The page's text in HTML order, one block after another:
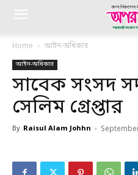
Home আইন-অধিকার
আইন-অধিকার
সাবেক সংসদ
সেলিম গ্রেপ্তার
By Raisul Alam Johhn -